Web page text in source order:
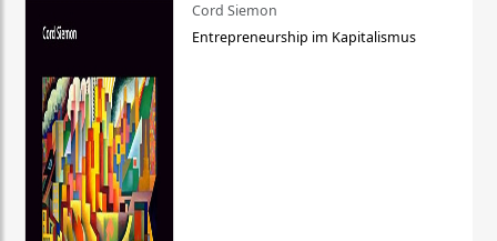
Cord Siemon
Entrepreneurship im Kapitalismus